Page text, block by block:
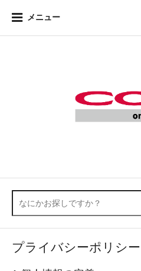
メニュー
プライバシーポリシー